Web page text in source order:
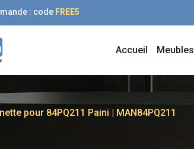
: code FREE5
Accueil Meubles
pour 84PQ211 Paini | MAN84PQ211